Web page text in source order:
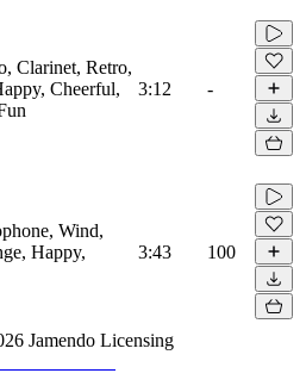
Clarinet, Retro,
Cheerful,
3:12 -
Wind,
Happy,
3:43 100
Jamendo Licensing